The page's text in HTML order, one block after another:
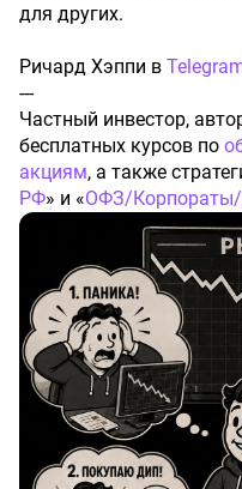
для других.
Ричард Хэппи в
---
Частный инвестор,
бесплатных курсов по
акциям, а также
РФ» и «ОФЗ/Корпораты/